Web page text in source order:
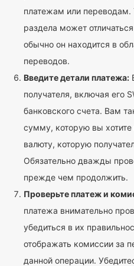
платежам или переводам.
раздела может
обычно он находится в
переводов.
Введите детали платежа:
получателя, включая его
банковского счета. Вам
сумму, которую вы хотите
валюту, которую
Обязательно дважды
прежде чем продолжить.
Проверьте платеж и
платежа внимательно
убедиться в их
отображать комиссии за
данной операции.